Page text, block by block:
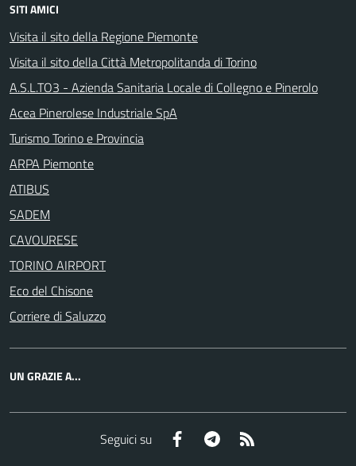
SITI AMICI
Visita il sito della Regione Piemonte
Visita il sito della Città Metropolitanda di Torino
A.S.L.TO3 - Azienda Sanitaria Locale di Collegno e Pinerolo
Acea Pinerolese Industriale SpA
Turismo Torino e Provincia
ARPA Piemonte
ATIBUS
SADEM
CAVOURESE
TORINO AIRPORT
Eco del Chisone
Corriere di Saluzzo
UN GRAZIE A...
Seguici su Facebook Telegram